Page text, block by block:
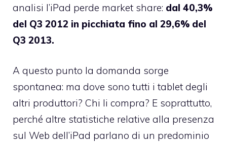
analisi l’iPad perde market share: dal 40,3%
del Q3 2012 in picchiata fino al 29,6% del
Q3 2013.
A questo punto la domanda sorge
spontanea: ma dove sono tutti i tablet degli
altri produttori? Chi li compra? E soprattutto,
perché altre statistiche relative alla presenza
sul Web dell’iPad parlano di un predominio